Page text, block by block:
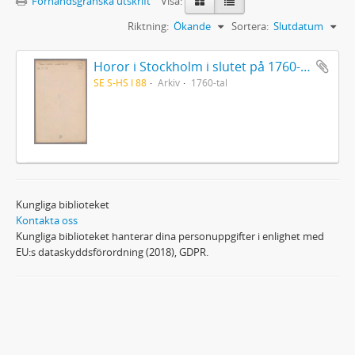
Sortera: Slutdatum
Riktning: Ökande
Horor i Stockholm i slutet på 1760-talet
SE S-HS I 88 Arkiv 1760-tal
Kungliga biblioteket
Kontakta oss
Kungliga biblioteket hanterar dina personuppgifter i enlighet med
EU:s dataskyddsförordning (2018), GDPR.